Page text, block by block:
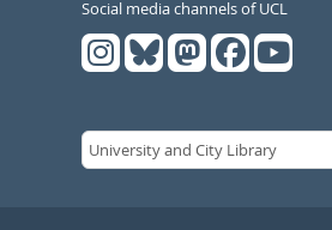
Social media channels of UCL